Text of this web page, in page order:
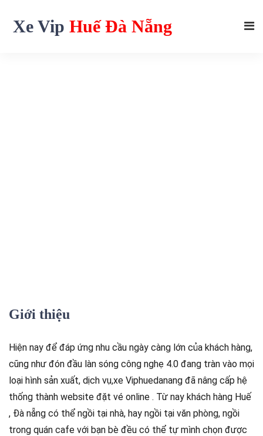
Xe Vip Huế Đà Nẵng
Giới thiệu
Hiện nay để đáp ứng nhu cầu ngày càng lớn của khách hàng,
cũng như đón đầu làn sóng công nghẹ 4.0 đang tràn vào mọi
loại hình sản xuất, dịch vụ,xe Viphuedanang đã nâng cấp hệ
thống thành website đặt vé online . Từ nay khách hàng Huế
, Đà nẵng có thể ngồi tại nhà, hay ngồi tại văn phòng, ngồi
trong quán cafe với bạn bè đều có thể tự mình chọn được